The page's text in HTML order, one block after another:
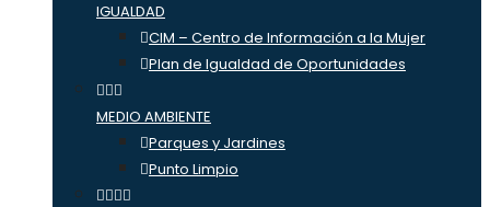
IGUALDAD
CIM – Centro de Información a la Mujer
Plan de Igualdad de Oportunidades
MEDIO AMBIENTE
Parques y Jardines
Punto Limpio